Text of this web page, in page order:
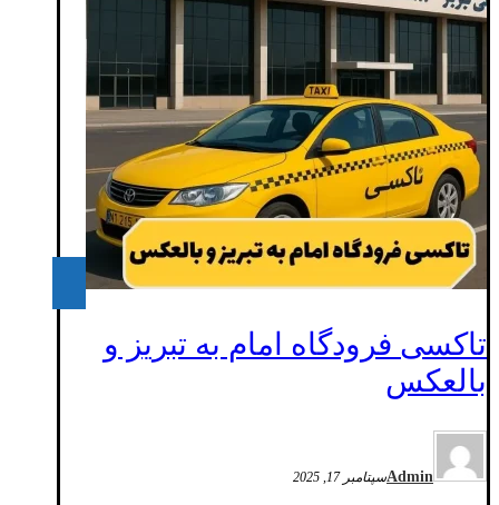
تاکسی فرودگاه امام به تبریز و
بالعکس
Adminسپتامبر 17, 2025